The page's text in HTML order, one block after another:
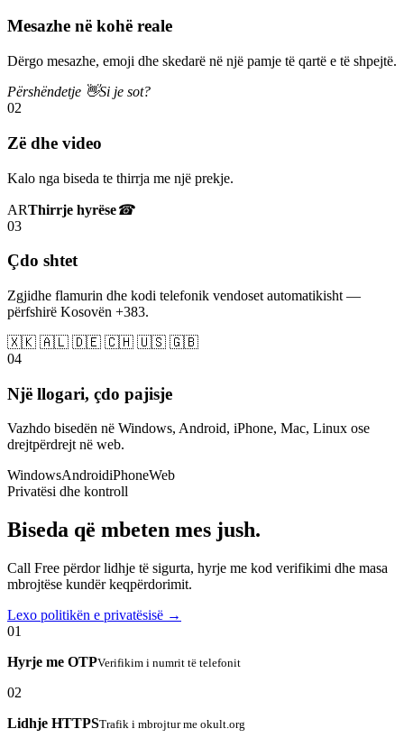
Mesazhe në kohë reale
Dërgo mesazhe, emoji dhe skedarë në një pamje të qartë e të shpejtë.
Përshëndetje 👋Si je sot?
02
Zë dhe video
Kalo nga biseda te thirrja me një prekje.
ARThirrje hyrëse☎
03
Çdo shtet
Zgjidhe flamurin dhe kodi telefonik vendoset automatikisht —
përfshirë Kosovën +383.
🇽🇰 🇦🇱 🇩🇪 🇨🇭 🇺🇸 🇬🇧
04
Një llogari, çdo pajisje
Vazhdo bisedën në Windows, Android, iPhone, Mac, Linux ose
drejtpërdrejt në web.
WindowsAndroidiPhoneWeb
Privatësi dhe kontroll
Biseda që mbeten mes jush.
Call Free përdor lidhje të sigurta, hyrje me kod verifikimi dhe masa
mbrojtëse kundër keqpërdorimit.
Lexo politikën e privatësisë →
01
Hyrje me OTPVerifikim i numrit të telefonit
02
Lidhje HTTPSTrafik i mbrojtur me okult.org